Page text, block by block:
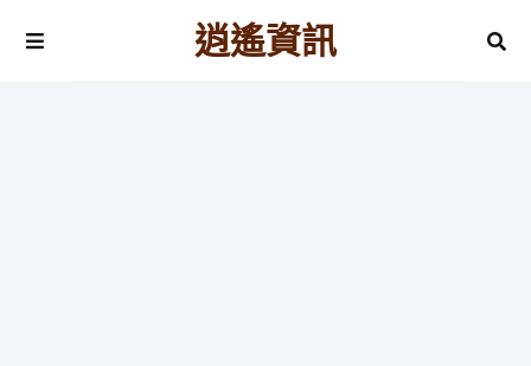
逍遙資訊